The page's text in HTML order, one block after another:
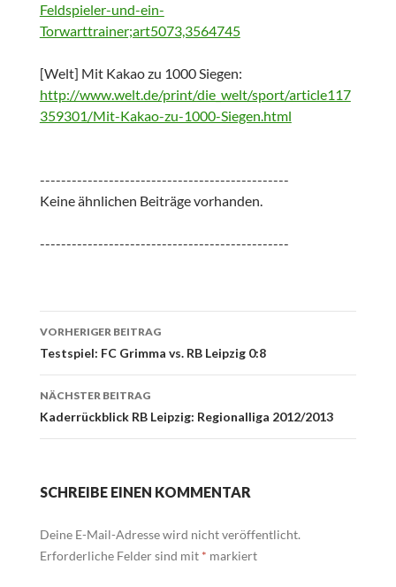
Feldspieler-und-ein-
Torwarttrainer;art5073,3564745
[Welt] Mit Kakao zu 1000 Siegen:
http://www.welt.de/print/die_welt/sport/article117
359301/Mit-Kakao-zu-1000-Siegen.html
-----------------------------------------------
Keine ähnlichen Beiträge vorhanden.
-----------------------------------------------
Beitrags-
Navigation
VORHERIGER BEITRAG
Testspiel: FC Grimma vs. RB Leipzig 0:8
NÄCHSTER BEITRAG
Kaderrückblick RB Leipzig: Regionalliga 2012/2013
SCHREIBE EINEN KOMMENTAR
Deine E-Mail-Adresse wird nicht veröffentlicht.
Erforderliche Felder sind mit * markiert